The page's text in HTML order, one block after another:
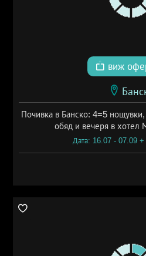
виж
Почивка в Банско: 4=5
обяд и вечеря в хотел
Дата: 16.07 - 07.09 +